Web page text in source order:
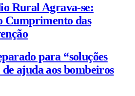
Rural Agrava-se:
Cumprimento das
para “soluções
ajuda aos bombeiros